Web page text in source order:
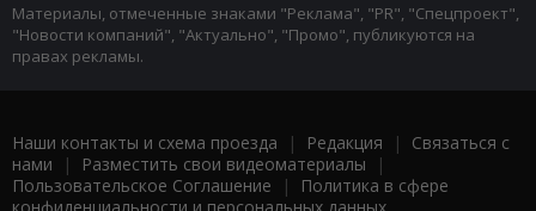
Материалы, отмеченные знаками "Реклама", "PR", "Спецпроект",
"Новости компаний", "Актуально", "Промо", публикуются на
правах рекламы.
Наши контакты и схема проезда | Редакция | Связаться с
нами | Разместить свои видеоматериалы |
Пользовательское Соглашение |
Политика в сфере